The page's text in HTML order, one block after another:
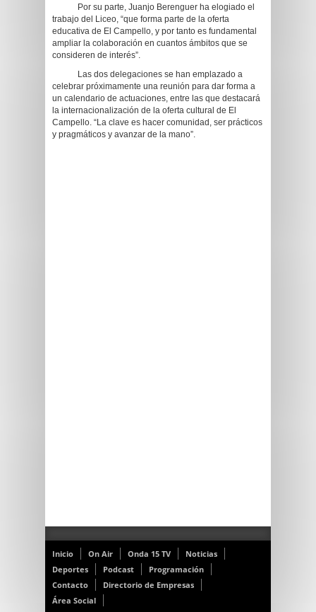
Por su parte, Juanjo Berenguer ha elogiado el
trabajo del Liceo, “que forma parte de la oferta
educativa de El Campello, y por tanto es fundamental
ampliar la colaboración en cuantos ámbitos que se
consideren de interés”.
Las dos delegaciones se han emplazado a
celebrar próximamente una reunión para dar forma a
un calendario de actuaciones, entre las que destacará
la internacionalización de la oferta cultural de El
Campello. “La clave es hacer comunidad, ser prácticos
y pragmáticos y avanzar de la mano”.
Inicio On Air Onda 15 TV
Noticias
Deportes
Podcast
Programación
Contacto
Directorio de Empresas
Área Social